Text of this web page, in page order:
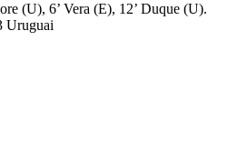
(U), 6’ Vera (E), 12’ Duque (U).
Uruguai